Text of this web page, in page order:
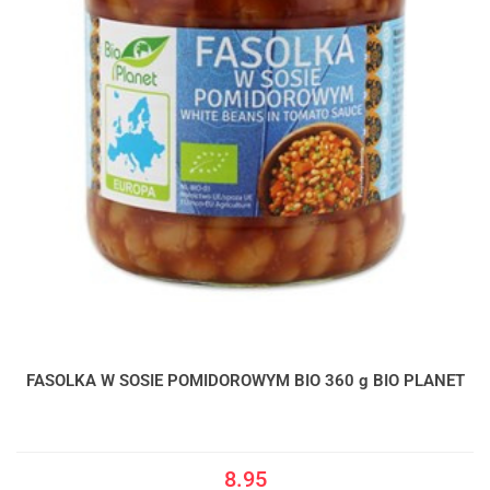
FASOLKA W SOSIE POMIDOROWYM BIO 360 g BIO PLANET
8.95